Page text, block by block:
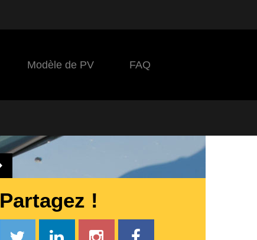
Modèle de PV FAQ
Partagez !